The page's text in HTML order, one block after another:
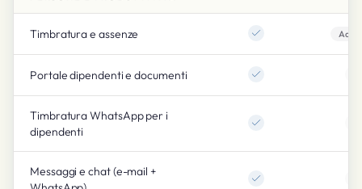
Timbratura e assenze Add-
Portale dipendenti e documenti
Timbratura WhatsApp per i
dipendenti
Messaggi e chat (e-mail +